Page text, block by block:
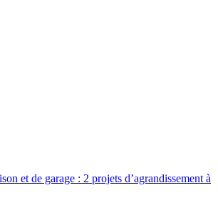
et de garage : 2 projets d’agrandissement à